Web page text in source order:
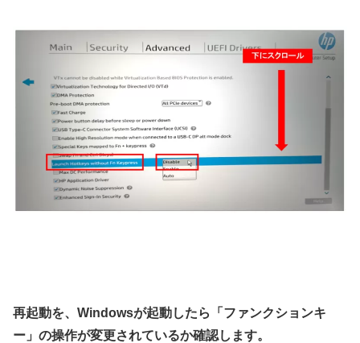
再起動を、Windowsが起動したら「ファンクションキ
ー」の操作が変更されているか確認します。